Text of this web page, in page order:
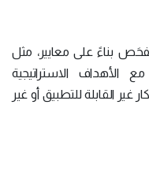
بناءً على معايير، مثل
الأهداف الاستراتيجية
غير القابلة للتطبيق أو غير